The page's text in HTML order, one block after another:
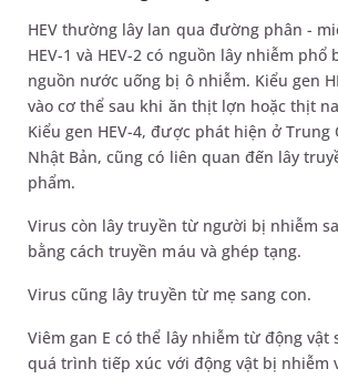
HEV thường lây lan qua đường phân -
HEV-1 và HEV-2 có nguồn lây nhiễm phổ
nguồn nước uống bị ô nhiễm. Kiểu gen
vào cơ thể sau khi ăn thịt lợn hoặc thịt
Kiểu gen HEV-4, được phát hiện ở Trung
Nhật Bản, cũng có liên quan đến lây
phẩm.
Virus còn lây truyền từ người bị nhiễm
bằng cách truyền máu và ghép tạng.
Virus cũng lây truyền từ mẹ sang con.
Viêm gan E có thể lây nhiễm từ động
quá trình tiếp xúc với động vật bị nhiễm